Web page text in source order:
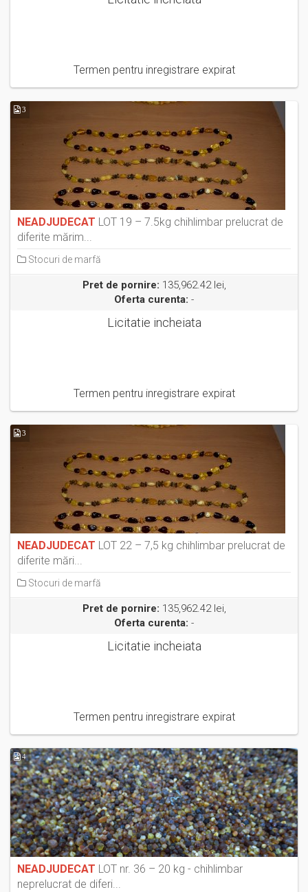
Termen pentru inregistrare expirat
3
NEADJUDECAT LOT 19 – 7.5kg chihlimbar prelucrat de
diferite mărim...
Stocuri de marfă
Pret de pornire: 135,962.42 lei,
Oferta curenta: -
Licitatie incheiata
Termen pentru inregistrare expirat
3
NEADJUDECAT LOT 22 – 7,5 kg chihlimbar prelucrat de
diferite mări...
Stocuri de marfă
Pret de pornire: 135,962.42 lei,
Oferta curenta: -
Licitatie incheiata
Termen pentru inregistrare expirat
4
NEADJUDECAT LOT nr. 36 – 20 kg - chihlimbar
neprelucrat de diferi...